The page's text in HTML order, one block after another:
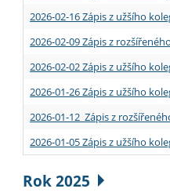
2026-02-16 Zápis z užšího
2026-02-09 Zápis z
2026-02-02 Zápis z užšího
2026-01-26 Zápis z užšího
2026-01-12 Zápis z
2026-01-05 Zápis z užšího
Rok 2025